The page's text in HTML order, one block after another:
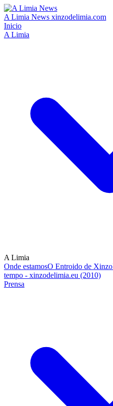
A Limia News xinzodelimia.com
Inicio
A Limia
A Limia
Onde estamosO Entroido de Xinzo
tempo - xinzodelimia.eu (2010)
Prensa